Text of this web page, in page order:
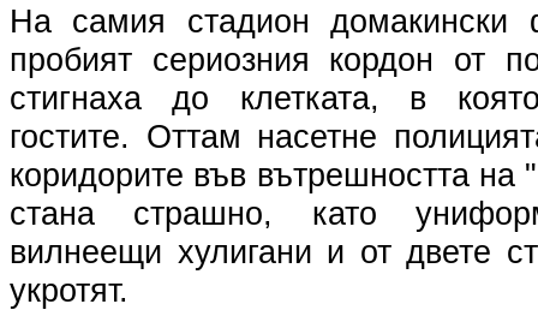
На самия стадион домакински
пробият сериозния кордон от
стигнаха до клетката, в
гостите. Оттам насетне
коридорите във вътрешността
стана страшно, като
вилнеещи хулигани и от двете
укротят.